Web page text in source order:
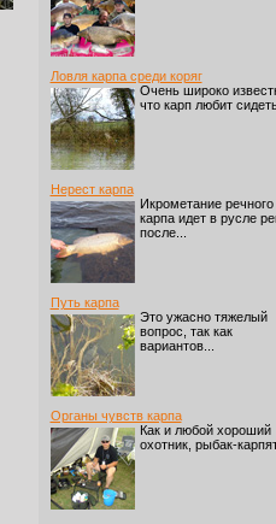
Ловля карпа среди коряг
Очень широко
что карп любит сидеть
Нерест карпа
Икрометание речного
карпа идет в русле
после...
Путь карпа
Это ужасно тяжелый
вопрос, так как
вариантов...
Органы чувств карпа
Как и любой хороший
охотник, рыбак-